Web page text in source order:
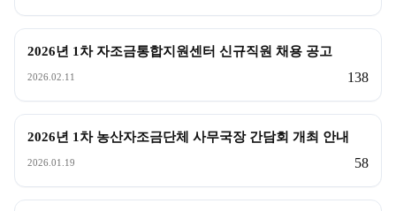
2026년 1차 자조금통합지원센터 신규직원 채용 공고
2026.02.11 138
2026년 1차 농산자조금단체 사무국장 간담회 개최 안내
2026.01.19 58